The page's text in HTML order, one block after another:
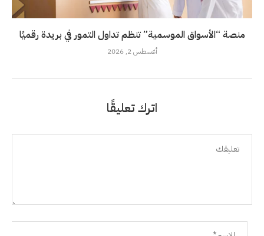
منصة “الأسواق الموسمية” تنظم تداول التمور في بريدة رقميًا
أغسطس 2, 2026
اترك تعليقًا